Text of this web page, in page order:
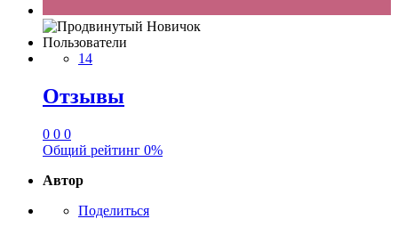
Пользователи
14
Отзывы
0 0 0
Общий рейтинг 0%
Автор
Поделиться